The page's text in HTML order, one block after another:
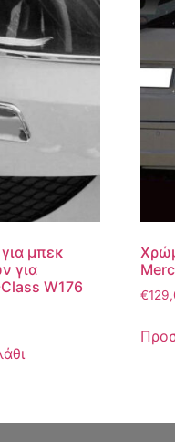
μπεκ
για
W176
€